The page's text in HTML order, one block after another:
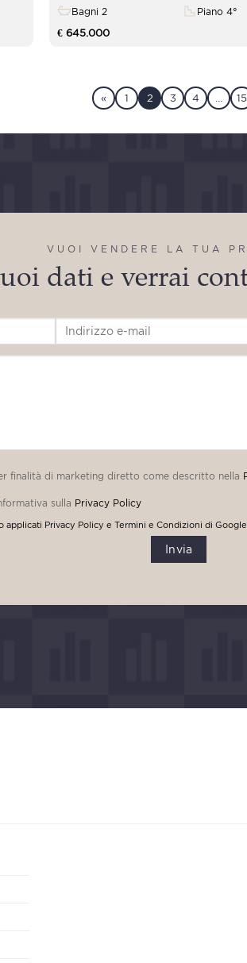
Bagni 2
Piano 4°
€ 645.000
« 1 2 3 4 15
VUOI VENDERE LA TUA
dati e verrai
finalità di marketing diretto come descritto nella
sulla Privacy Policy
applicati Privacy Policy e Termini e Condizioni di Google.
Invia